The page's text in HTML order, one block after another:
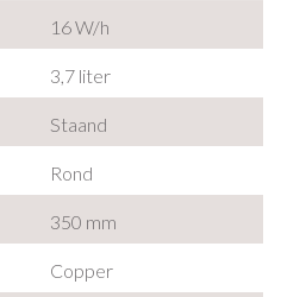
16 W/h
3,7 liter
Staand
Rond
350 mm
Copper